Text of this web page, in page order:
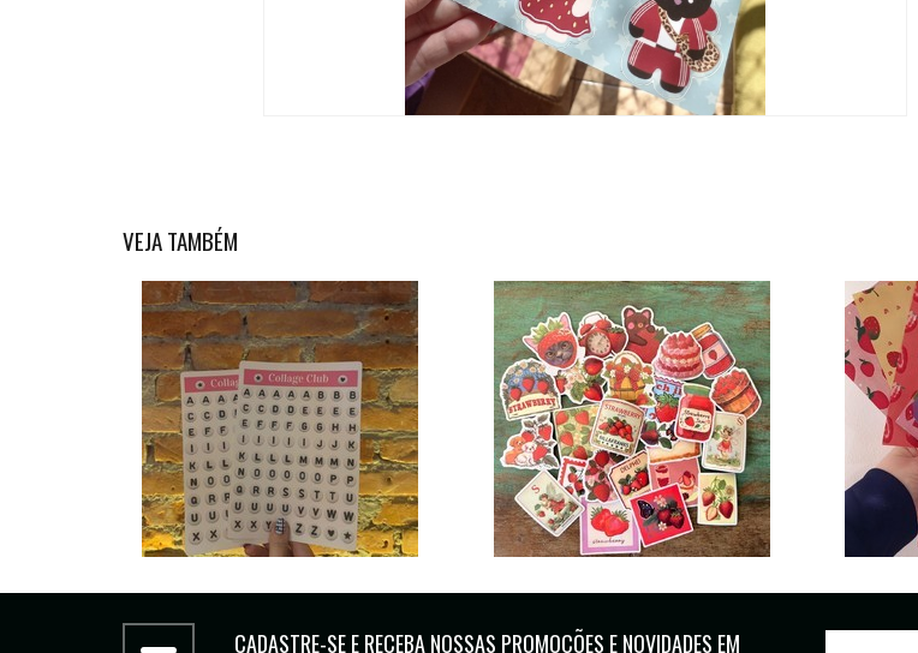
VEJA TAMBÉM
CADASTRE-SE E RECEBA NOSSAS PROMOÇÕES E NOVIDADES EM